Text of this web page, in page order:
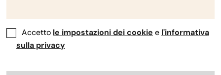
Accetto le impostazioni dei cookie e l'informativa
sulla privacy